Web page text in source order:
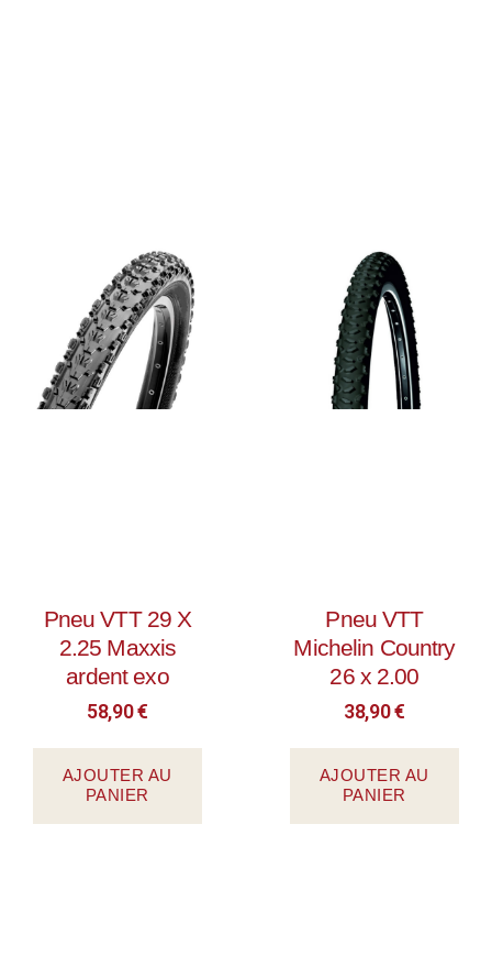
Pneu VTT 29 X
2.25 Maxxis
ardent exo
58,90€
AJOUTER AU
PANIER
Pneu VTT
Michelin Country
26 x 2.00
38,90€
AJOUTER AU
PANIER